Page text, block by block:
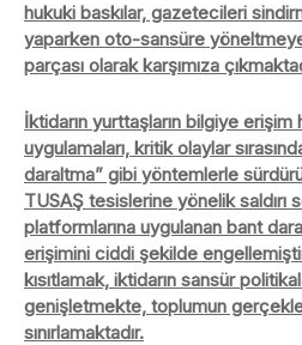
hukuki baskılar, gazetecileri
yaparken oto-sansüre
parçası olarak karşımıza
İktidarın yurttaşların bilgiye erişim
uygulamaları, kritik olaylar
daraltma” gibi yöntemlerle
TUSAŞ tesislerine yönelik saldırı
platformlarına uygulanan bant
erişimini ciddi şekilde
kısıtlamak, iktidarın sansür
genişletmekte, toplumun
sınırlamaktadır.